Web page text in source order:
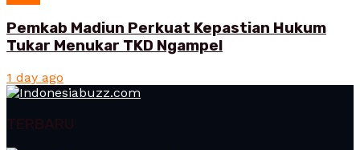
Pemkab Madiun Perkuat Kepastian Hukum
Tukar Menukar TKD Ngampel
1 day ago
TERBARU